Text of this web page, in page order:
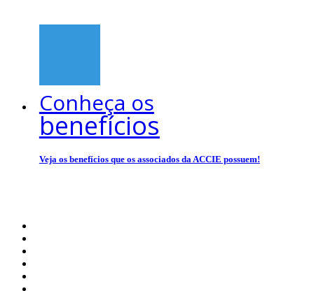
Conheça os
benefícios
Veja os benefícios que os associados da ACCIE possuem!